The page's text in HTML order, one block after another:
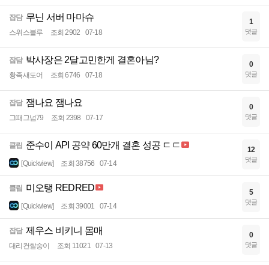
잡담 무닌 서버 마마슈
스위스블루 조회 2902 07-18
1
댓글
잡담 박사장은 2달고민한게 결혼아님?
황족섀도어 조회 6746 07-18
0
댓글
잡담 잼나요 잼나요
그때그넘79 조회 2398 07-17
0
댓글
클립 준수이 API 공약 60만개 결혼 성공 ㄷㄷ
[Quickview] 조회 38756 07-14
12
댓글
클립 미오탱 REDRED
[Quickview] 조회 39001 07-14
5
댓글
잡담 제우스 비키니 몸매
대리컨쌀숭이 조회 11021 07-13
0
댓글